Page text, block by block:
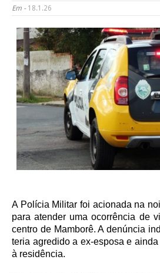
Em - 18.1.26
​A Polícia Militar foi acionada na
para atender uma ocorrência de
centro de Mamborê. A denúncia
teria agredido a ex-esposa e
à residência.